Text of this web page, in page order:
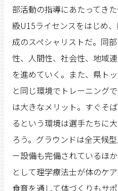
部活動の指導にあたってき
級U15ライセンスをはじめ
成のスペシャリストだ。同
性、人間性、社会性、地域
を進めていく。また、県ト
と同じ環境でトレーニング
は大きなメリット。すぐそ
るという環境は選手たちに
ろう。グラウンドは全天候
ー設備も完備されているほ
として理学療法士が体のケ
食育を通して体づくりもサ